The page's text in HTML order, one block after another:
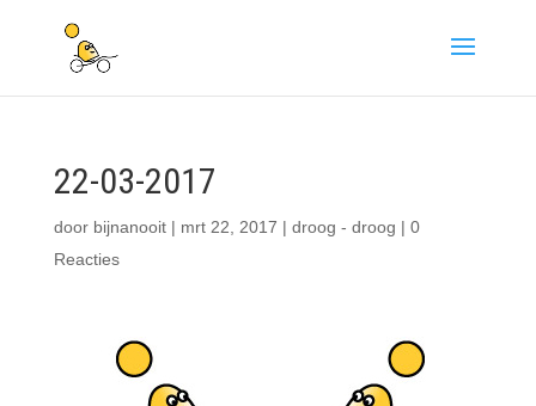
22-03-2017
door bijnanooit| mrt 22, 2017 | droog - droog | 0
Reacties